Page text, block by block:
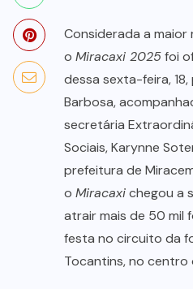
Considerada a
o Miracaxi 2025foi
dessa sexta-feira,
Barbosa,
secretária
Sociais, Karynne
prefeitura de
o Miracaxichegou a
atrair mais de 50 mil
festa no circuito da
Tocantins, no centro